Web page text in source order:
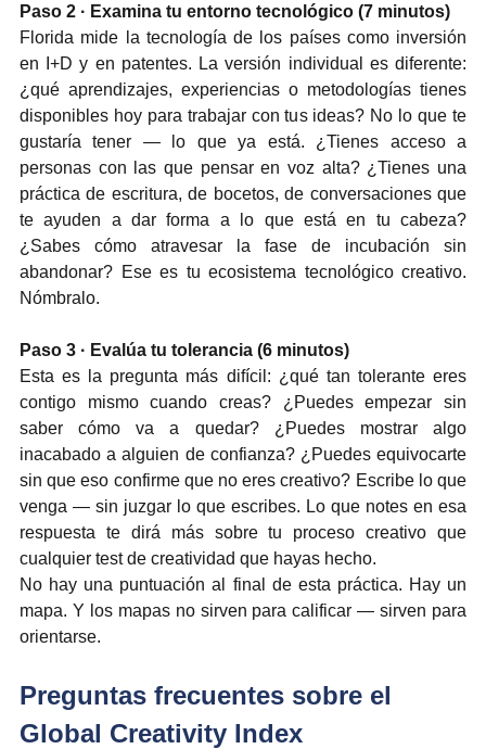
Paso 2 · Examina tu entorno tecnológico (7 minutos)
Florida mide la tecnología de los países como inversión
en I+D y en patentes. La versión individual es diferente:
¿qué aprendizajes, experiencias o metodologías tienes
disponibles hoy para trabajar con tus ideas? No lo que te
gustaría tener — lo que ya está. ¿Tienes acceso a
personas con las que pensar en voz alta? ¿Tienes una
práctica de escritura, de bocetos, de conversaciones que
te ayuden a dar forma a lo que está en tu cabeza?
¿Sabes cómo atravesar la fase de incubación sin
abandonar? Ese es tu ecosistema tecnológico creativo.
Nómbralo.
Paso 3 · Evalúa tu tolerancia (6 minutos)
Esta es la pregunta más difícil: ¿qué tan tolerante eres
contigo mismo cuando creas? ¿Puedes empezar sin
saber cómo va a quedar? ¿Puedes mostrar algo
inacabado a alguien de confianza? ¿Puedes equivocarte
sin que eso confirme que no eres creativo? Escribe lo que
venga — sin juzgar lo que escribes. Lo que notes en esa
respuesta te dirá más sobre tu proceso creativo que
cualquier test de creatividad que hayas hecho.
No hay una puntuación al final de esta práctica. Hay un
mapa. Y los mapas no sirven para calificar — sirven para
orientarse.
Preguntas frecuentes sobre el
Global Creativity Index